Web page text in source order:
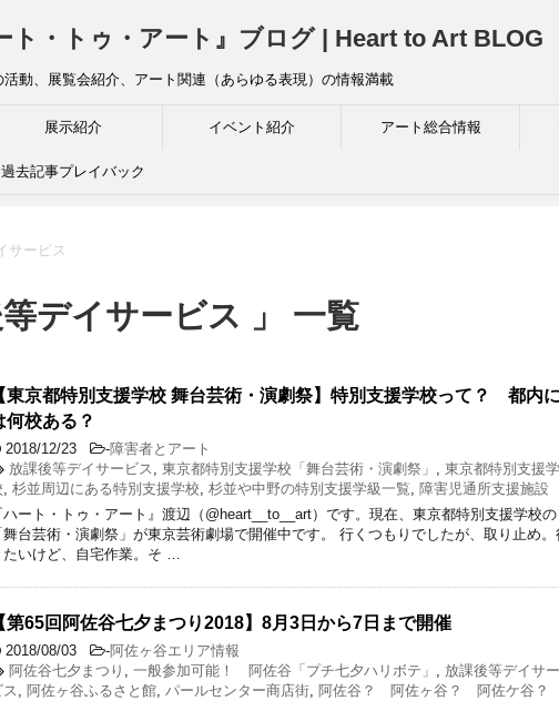
ト・トゥ・アート』ブログ | Heart to Art BLOG
活動、展覧会紹介、アート関連（あらゆる表現）の情報満載
展示紹介 イベント紹介 アート総合情報
過去記事プレイバック
サービス
等デイサービス 」 一覧
東京都特別支援学校 舞台芸術・演劇祭】特別支援学校って？ 都内に
何校ある？
2018/12/23 -障害者とアート
放課後等デイサービス , 東京都特別支援学校「舞台芸術・演劇祭」 , 東京都特別支援学
, 杉並周辺にある特別支援学校, 杉並や中野の特別支援学級一覧, 障害児通所支援施設
ハート・トゥ・アート』渡辺（@heart__to__art）です。現在、東京都特別支援学校の
舞台芸術・演劇祭」が東京芸術劇場で開催中です。 行くつもりでしたが、取り止め。
たいけど、自宅作業。そ …
第65回阿佐谷七夕まつり2018】8月3日から7日まで開催
2018/08/03 -阿佐ヶ谷エリア情報
阿佐谷七夕まつり , 一般参加可能！ 阿佐谷「プチ七夕ハリボテ」 , 放課後等デイサー
ス , 阿佐ヶ谷ふるさと館, パールセンター商店街, 阿佐谷？ 阿佐ヶ谷？ 阿佐ケ谷？